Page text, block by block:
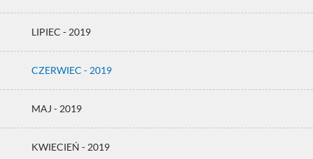
LIPIEC - 2019
CZERWIEC - 2019
MAJ - 2019
KWIECIEŃ - 2019